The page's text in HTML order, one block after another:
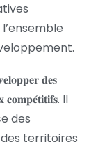
𝐝𝐞𝐬
𝐜𝐨𝐦𝐩𝐞́𝐭𝐢𝐭𝐢𝐟𝐬. Il
des
territoires